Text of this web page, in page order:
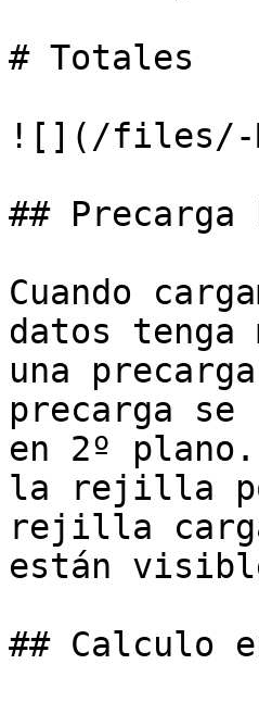
# Totales
![](/files/-
## Precarga
Cuando
datos
una
precarga
en 2º
la rejilla
rejilla
están
## Calculo